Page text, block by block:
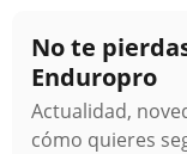
No te
Enduropro
Actualidad,
cómo quieres